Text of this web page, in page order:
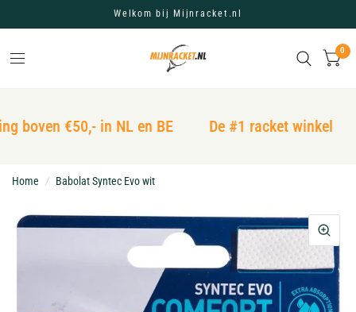
Welkom bij Mijnracket.nl
0
boven €50,- in NL en BE De #1 racket winkel
Home / Babolat Syntec Evo wit